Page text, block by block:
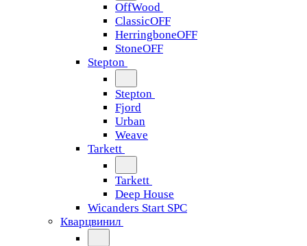
OffWood
ClassicOFF
HerringboneOFF
StoneOFF
Stepton
Stepton
Fjord
Urban
Weave
Tarkett
Tarkett
Deep House
Wicanders Start SPC
Кварцвинил